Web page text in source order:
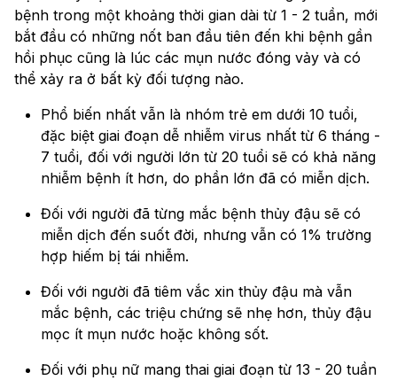
bệnh trong một khoảng thời gian dài từ 1 - 2 tuần, mới
bắt đầu có những nốt ban đầu tiên đến khi bệnh gần
hồi phục cũng là lúc các mụn nước đóng vảy và có
thể xảy ra ở bất kỳ đối tượng nào.
Phổ biến nhất vẫn là nhóm trẻ em dưới 10 tuổi,
đặc biệt giai đoạn dễ nhiễm virus nhất từ 6 tháng -
7 tuổi, đối với người lớn từ 20 tuổi sẽ có khả năng
nhiễm bệnh ít hơn, do phần lớn đã có miễn dịch.
Đối với người đã từng mắc bệnh thủy đậu sẽ có
miễn dịch đến suốt đời, nhưng vẫn có 1% trường
hợp hiếm bị tái nhiễm.
Đối với người đã tiêm vắc xin thủy đậu mà vẫn
mắc bệnh, các triệu chứng sẽ nhẹ hơn, thủy đậu
mọc ít mụn nước hoặc không sốt.
Đối với phụ nữ mang thai giai đoạn từ 13 - 20 tuần